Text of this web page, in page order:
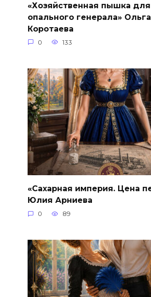
«Хозяйственная пышка для
опального генерала» Ольга
Коротаева
0 133
«Сахарная империя. Цена
Юлия Арниева
0 89